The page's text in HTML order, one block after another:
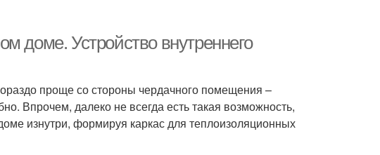
доме. Устройство внутреннего
проще со стороны чердачного помещения –
Впрочем, далеко не всегда есть такая возможность,
изнутри, формируя каркас для теплоизоляционных